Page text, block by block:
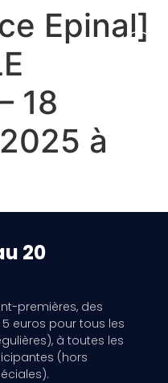
Epinal]
18
à
20
premières, des
euros pour tous les
à toutes les
(hors